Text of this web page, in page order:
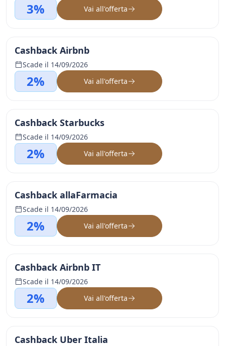
3% Vai all'offerta
Cashback Airbnb
Scade il 14/09/2026
2% Vai all'offerta
Cashback Starbucks
Scade il 14/09/2026
2% Vai all'offerta
Cashback allaFarmacia
Scade il 14/09/2026
2% Vai all'offerta
Cashback Airbnb IT
Scade il 14/09/2026
2% Vai all'offerta
Cashback Uber Italia